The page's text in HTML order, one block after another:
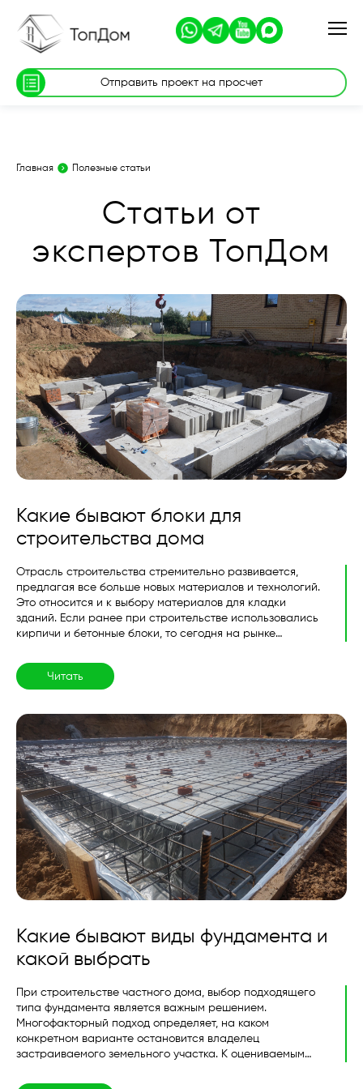
Отправить проект на просчет
Главная Полезные статьи
Статьи от
экспертов ТопДом
Какие бывают блоки для
строительства дома
Отрасль строительства стремительно развивается,
предлагая все больше новых материалов и технологий.
Это относится и к выбору материалов для кладки
зданий. Если ранее при строительстве использовались
кирпичи и бетонные блоки, то сегодня на рынке
Рассмотрим, какие типы блоков бывают и как правильно
подобрать такой строительный материал для будущего
Читать
Какие бывают виды фундамента и
какой выбрать
При строительстве частного дома, выбор подходящего
типа фундамента является важным решением.
Многофакторный подход определяет, на каком
конкретном варианте остановится владелец
застраиваемого земельного участка. К оцениваемым
строительной площадке, размеры здания,